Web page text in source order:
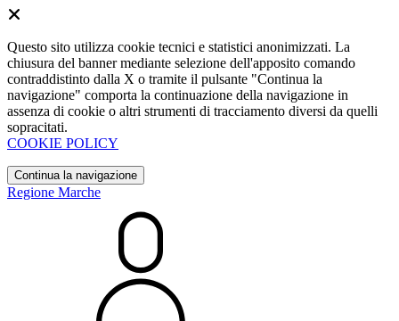
Questo sito utilizza cookie tecnici e statistici anonimizzati. La
chiusura del banner mediante selezione dell'apposito comando
contraddistinto dalla X o tramite il pulsante "Continua la
navigazione" comporta la continuazione della navigazione in
assenza di cookie o altri strumenti di tracciamento diversi da quelli
sopracitati.
COOKIE POLICY
Continua la navigazione
Regione Marche